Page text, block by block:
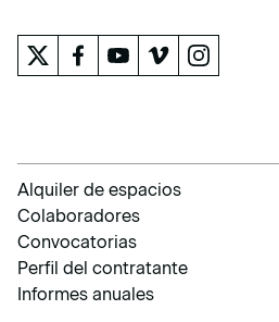
Alquiler de espacios
Colaboradores
Convocatorias
Perfil del contratante
Informes anuales